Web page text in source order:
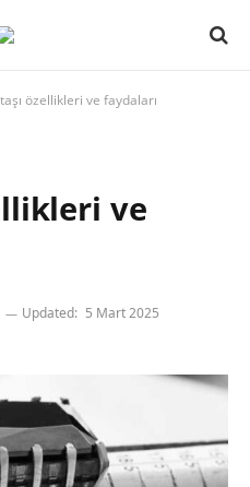
özellikleri ve faydaları
ve
Updated: 5 Mart 2025